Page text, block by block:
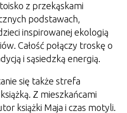
z przekąskami
podstawach,
inspirowanej ekologią
Całość połączy troskę o
i sąsiedzką energią.
się także strefa
Z mieszkańcami
książki Maja i czas motyli.